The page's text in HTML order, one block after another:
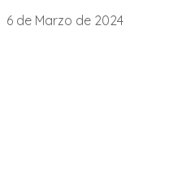
6 de Marzo de 2024